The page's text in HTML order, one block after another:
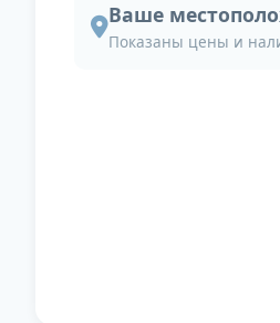
Ваше
Показаны цены и